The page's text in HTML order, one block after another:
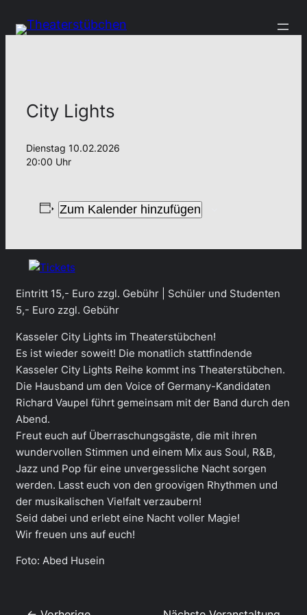
City Lights
Dienstag 10.02.2026
20:00 Uhr
Zum Kalender hinzufügen
Eintritt 15,- Euro zzgl. Gebühr | Schüler und Studenten
5,- Euro zzgl. Gebühr
Kasseler City Lights im Theaterstübchen!
Es ist wieder soweit! Die monatlich stattfindende
Kasseler City Lights Reihe kommt ins Theaterstübchen.
Die Hausband um den Voice of Germany-Kandidaten
Richard Vaupel führt gemeinsam mit der Band durch den
Abend.
Freut euch auf Überraschungsgäste, die mit ihren
wundervollen Stimmen und einem Mix aus Soul, R&B,
Jazz und Pop für eine unvergessliche Nacht sorgen
werden. Lasst euch von den groovigen Rhythmen und
der musikalischen Vielfalt verzaubern!
Seid dabei und erlebt eine Nacht voller Magie!
Wir freuen uns auf euch!
Foto: Abed Husein